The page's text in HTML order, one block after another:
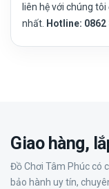
liên hệ với chúng
nhất. Hotline: 0862
Giao hàng,
Đồ Chơi Tâm Phúc có
bảo hành uy tín,